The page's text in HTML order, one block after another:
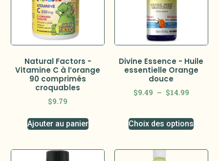
Natural Factors -
Vitamine C à l’orange
90 comprimés
croquables
$9.79
Ajouter au panier
Divine Essence - Huile
essentielle Orange
douce
$9.49 – $14.99
Choix des options